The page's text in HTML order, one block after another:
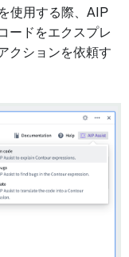
使用する際、AIP
ードをエクスプレ
クションを依頼す